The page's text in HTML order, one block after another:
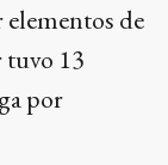
de
tuvo 13
por